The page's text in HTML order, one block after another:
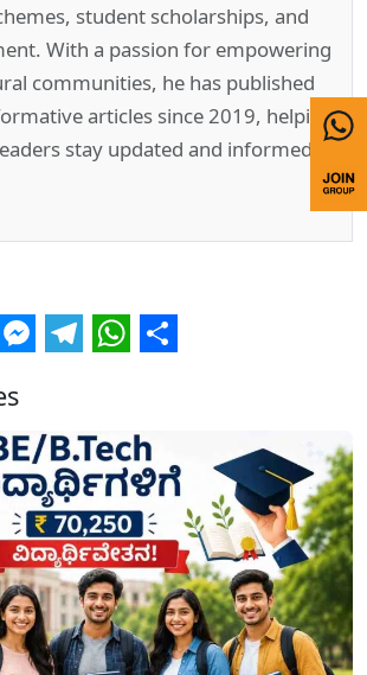
student scholarships, and
With a passion for empowering
communities, he has published
articles since 2019, helping
stay updated and informed.